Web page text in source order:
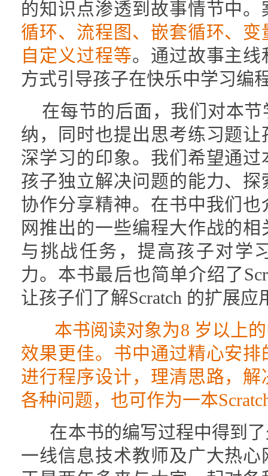
的知识点渗透到故事情节中
循环、流程图、嵌套循环、
自定义过程等。通过故事主
方式引导孩子在快乐中学习编
在每节的后面，我们对本节
纳，同时也提出思考练习题
深学习的印象。我们希望通
孩子独立解决问题的能力、
协作分享精神。在书中我们
网推出的一些编程大作战的
与挑战任务，提高孩子对学
力。本书最后也简单介绍了
让孩子们了解Scratch 的扩展应
本书阅读对象为8 岁以上
效果更佳。书中通过精心安
进行程序设计，理清思路，
各种问题，也可作为一本
在本书的编写过程中得到了
一线信息技术教师及广大热